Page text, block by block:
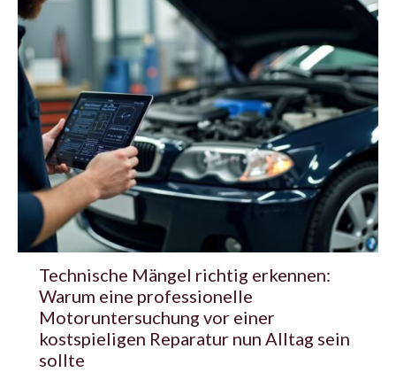
Technische Mängel richtig erkennen:
Warum eine professionelle
Motoruntersuchung vor einer
kostspieligen Reparatur nun Alltag sein
sollte